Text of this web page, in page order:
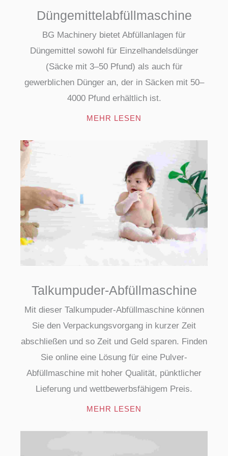
Düngemittelabfüllmaschine
BG Machinery bietet Abfüllanlagen für
Düngemittel sowohl für Einzelhandelsdünger
(Säcke mit 3–50 Pfund) als auch für
gewerblichen Dünger an, der in Säcken mit 50–
4000 Pfund erhältlich ist.
MEHR LESEN
Talkumpuder-Abfüllmaschine
Mit dieser Talkumpuder-Abfüllmaschine können
Sie den Verpackungsvorgang in kurzer Zeit
abschließen und so Zeit und Geld sparen. Finden
Sie online eine Lösung für eine Pulver-
Abfüllmaschine mit hoher Qualität, pünktlicher
Lieferung und wettbewerbsfähigem Preis.
MEHR LESEN